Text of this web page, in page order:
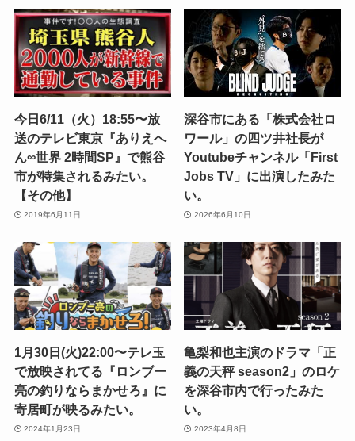
今日6/11（火）18:55〜放
送のテレビ東京『ありえへ
ん∞世界 2時間SP』で熊谷
市が特集されるみたい。
【その他】
2019年6月11日
深谷市にある「株式会社ロ
ワール」の四ツ井社長が
Youtubeチャンネル「First
Jobs TV」に出演したみた
い。
2026年6月10日
1月30日(火)22:00〜テレ玉
で放映されてる『ロンブー
亮の釣りならまかせろ』に
寄居町が映るみたい。
2024年1月23日
亀梨和也主演のドラマ「正
義の天秤 season2」のロケ
を深谷市内で行ったみた
い。
2023年4月8日